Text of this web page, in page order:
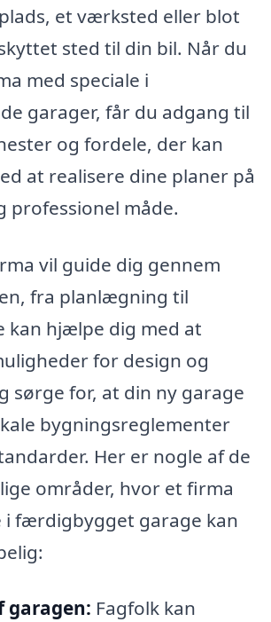
et værksted eller blot
sted til din bil. Når du
med speciale i
garager, får du adgang til
og fordele, der kan
at realisere dine planer på
professionel måde.
vil guide dig gennem
fra planlægning til
kan hjælpe dig med at
for design og
sørge for, at din ny garage
bygningsreglementer
Her er nogle af de
områder, hvor et firma
i færdigbygget garage kan
garagen: Fagfolk kan